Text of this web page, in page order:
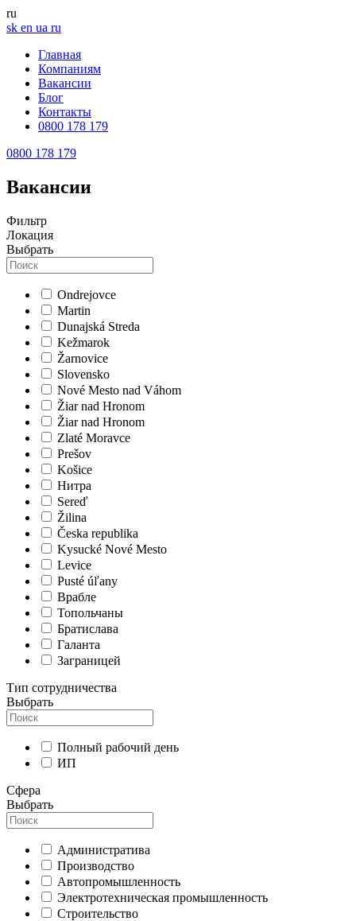
ru
sk en ua ru
Главная
Компаниям
Вакансии
Блог
Контакты
0800 178 179
0800 178 179
Вакансии
Фильтр
Локация
Выбрать
Ondrejovce
Martin
Dunajská Streda
Kežmarok
Žarnovice
Slovensko
Nové Mesto nad Váhom
Žiar nad Hronom
Žiar nad Hronom
Zlaté Moravce
Prešov
Košice
Нитра
Sereď
Žilina
Česka republika
Kysucké Nové Mesto
Levice
Pusté úľany
Врабле
Топольчаны
Братислава
Галанта
Заграницей
Тип сотрудничества
Выбрать
Полный рабочий день
ИП
Сфера
Выбрать
Административа
Производство
Автопромышленность
Электротехническая промышленность
Строительство